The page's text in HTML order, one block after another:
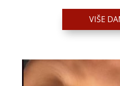
VIŠE